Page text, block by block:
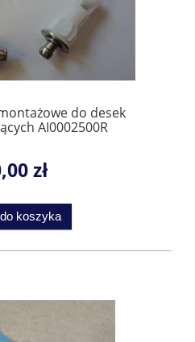
do desek
AI0002500R
zł
koszyka